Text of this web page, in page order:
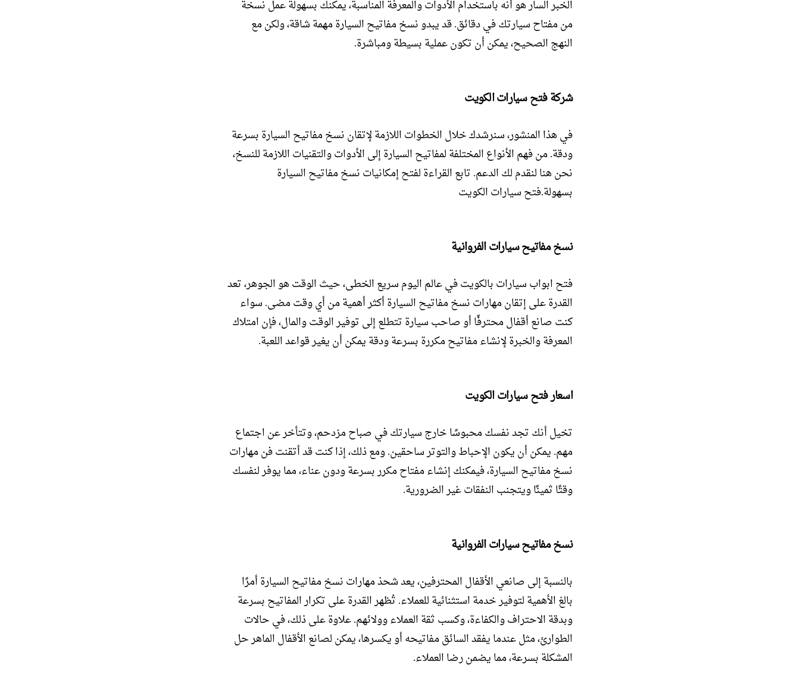
الخبر السار هو أنه باستخدام الأدوات والمعرفة المناسبة، يمكنك بسهولة عمل نسخة
من مفتاح سيارتك في دقائق. قد يبدو نسخ مفاتيح السيارة مهمة شاقة، ولكن مع
النهج الصحيح، يمكن أن تكون عملية بسيطة ومباشرة.
شركة فتح سيارات الكويت
في هذا المنشور، سنرشدك خلال الخطوات اللازمة لإتقان نسخ مفاتيح السيارة بسرعة
ودقة. من فهم الأنواع المختلفة لمفاتيح السيارة إلى الأدوات والتقنيات اللازمة للنسخ،
نحن هنا لنقدم لك الدعم. تابع القراءة لفتح إمكانيات نسخ مفاتيح السيارة
بسهولة.فتح سيارات الكويت
نسخ مفاتيح سيارات الفروانية
فتح ابواب سيارات بالكويت في عالم اليوم سريع الخطى، حيث الوقت هو الجوهر، تعد
القدرة على إتقان مهارات نسخ مفاتيح السيارة أكثر أهمية من أي وقت مضى. سواء
كنت صانع أقفال محترفًا أو صاحب سيارة تتطلع إلى توفير الوقت والمال، فإن امتلاك
المعرفة والخبرة لإنشاء مفاتيح مكررة بسرعة ودقة يمكن أن يغير قواعد اللعبة.
اسعار فتح سيارات الكويت
تخيل أنك تجد نفسك محبوسًا خارج سيارتك في صباح مزدحم، وتتأخر عن اجتماع
مهم. يمكن أن يكون الإحباط والتوتر ساحقين. ومع ذلك، إذا كنت قد أتقنت فن مهارات
نسخ مفاتيح السيارة، فيمكنك إنشاء مفتاح مكرر بسرعة ودون عناء، مما يوفر لنفسك
وقتًا ثمينًا ويتجنب النفقات غير الضرورية.
نسخ مفاتيح سيارات الفروانية
بالنسبة إلى صانعي الأقفال المحترفين، يعد شحذ مهارات نسخ مفاتيح السيارة أمرًا
بالغ الأهمية لتوفير خدمة استثنائية للعملاء. تُظهر القدرة على تكرار المفاتيح بسرعة
وبدقة الاحتراف والكفاءة، وكسب ثقة العملاء وولائهم. علاوة على ذلك، في حالات
الطوارئ، مثل عندما يفقد السائق مفاتيحه أو يكسرها، يمكن لصانع الأقفال الماهر حل
المشكلة بسرعة، مما يضمن رضا العملاء.